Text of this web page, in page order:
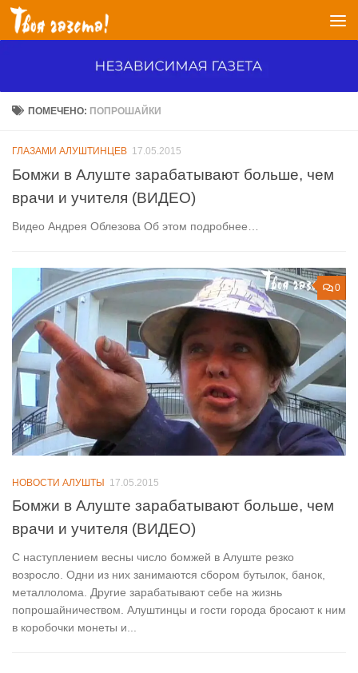
Перейти к содержимому
ПОМЕЧЕНО: ПОПРОШАЙКИ
ГЛАЗАМИ АЛУШТИНЦЕВ 17.05.2015
Бомжи в Алуште зарабатывают больше, чем
врачи и учителя (ВИДЕО)
Видео Андрея Облезова Об этом подробнее…
0
НОВОСТИ АЛУШТЫ 17.05.2015
Бомжи в Алуште зарабатывают больше, чем
врачи и учителя (ВИДЕО)
С наступлением весны число бомжей в Алуште резко
возросло. Одни из них занимаются сбором бутылок, банок,
металлолома. Другие зарабатывают себе на жизнь
попрошайничеством. Алуштинцы и гости города бросают к ним
в коробочки монеты и...